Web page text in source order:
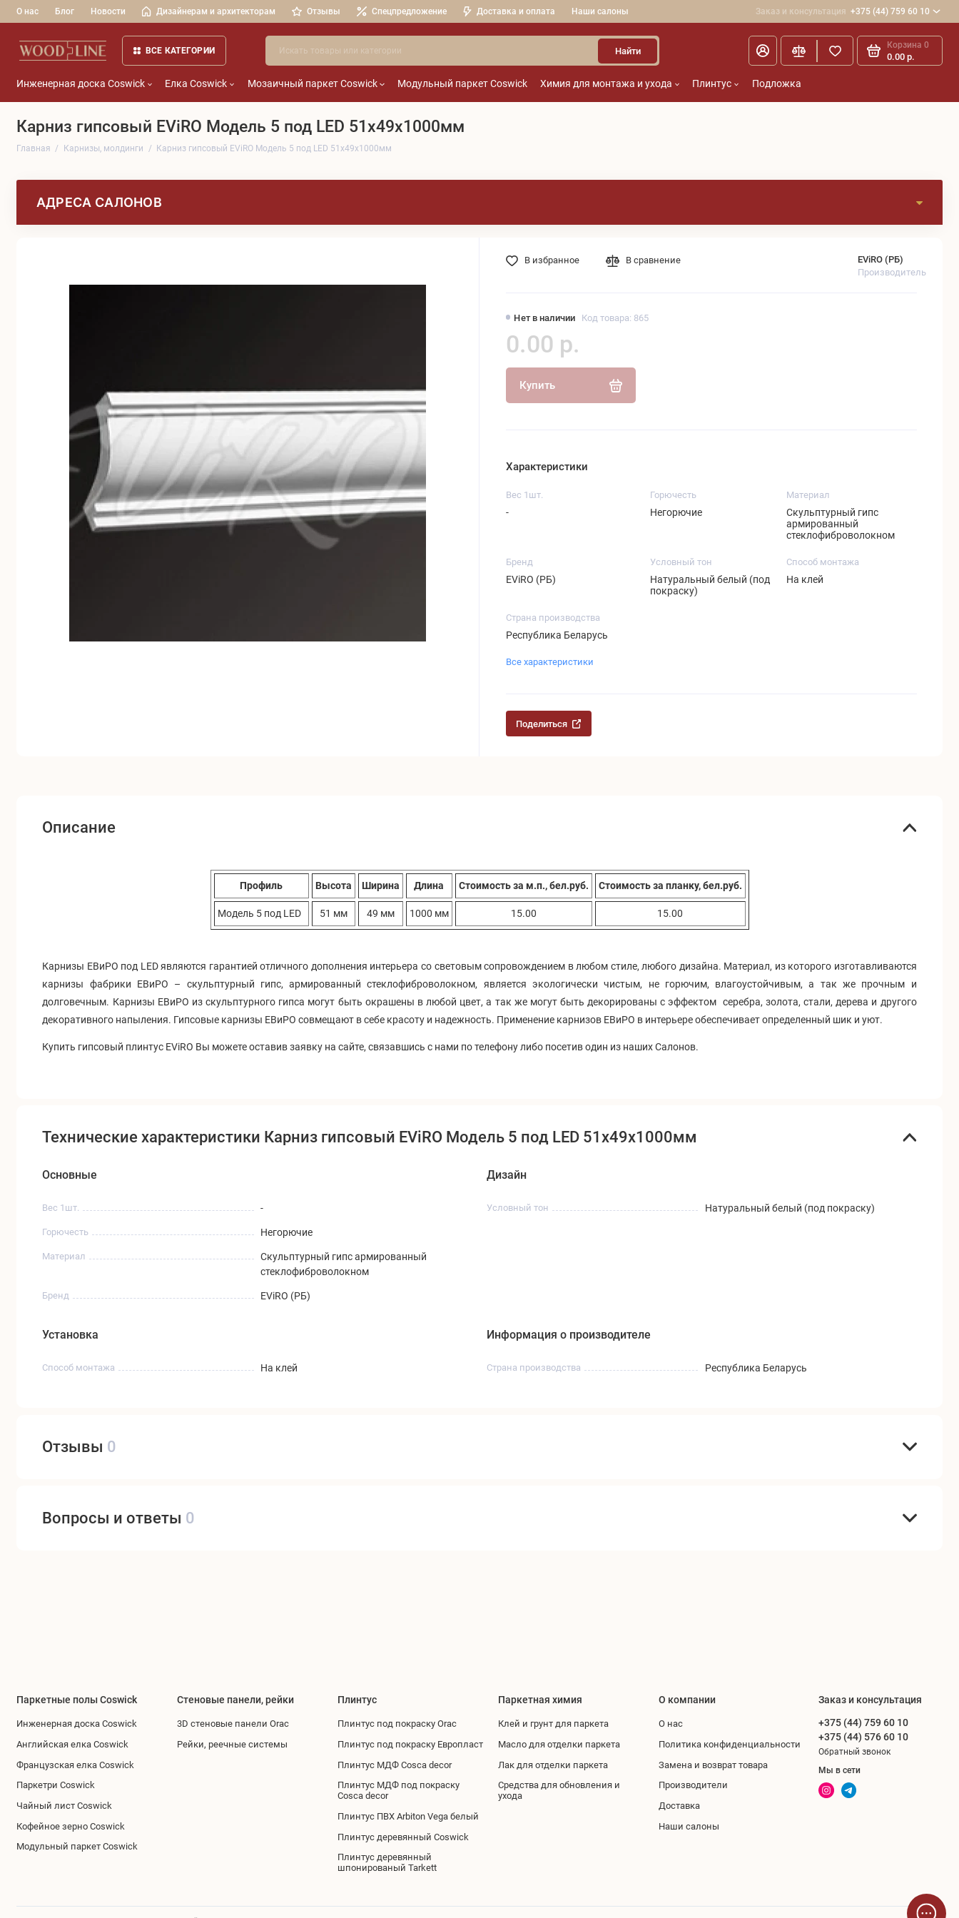
О нас Блог Новости Дизайнерам и архитекторам Отзывы Спецпредложение Доставка и оплата Наши салоны Заказ и консультация +375 (44) 759 60 10
ВСЕ КАТЕГОРИИ Найти
Корзина 0
0.00 р.
Инженерная доска Coswick Елка Coswick Мозаичный паркет Coswick Модульный паркет Coswick Химия для монтажа и ухода Плинтус Подложка
Карниз гипсовый EViRO Модель 5 под LED 51x49x1000мм
Главная Карнизы, молдинги Карниз гипсовый EViRO Модель 5 под LED 51x49x1000мм
АДРЕСА САЛОНОВ
Нет в наличии Код товара: 865
EViRO (РБ)
Производитель
0.00 р.
Купить
В избранное В сравнение
Характеристики
Вес 1шт.
-
Горючесть
Негорючие
Материал
Скульптурный гипс
армированный
стеклофиброволокном
Бренд
EViRO (РБ)
Условный тон
Натуральный белый (под
покраску)
Способ монтажа
На клей
Страна производства
Республика Беларусь
Все характеристики
Поделиться
Описание
Профиль Высота Ширина Длина Стоимость за м.п., бел.руб. Стоимость за планку, бел.руб.
Модель 5 под LED 51 мм 49 мм 1000 мм 15.00 15.00
Карнизы ЕВиРО под LED являются гарантией отличного дополнения интерьера со световым сопровождением в любом стиле, любого дизайна. Материал, из которого изготавливаются
карнизы фабрики ЕВиРО – скульптурный гипс, армированный стеклофиброволокном, является экологически чистым, не горючим, влагоустойчивым, а так же прочным и
долговечным. Карнизы ЕВиРО из скульптурного гипса могут быть окрашены в любой цвет, а так же могут быть декорированы с эффектом серебра, золота, стали, дерева и другого
декоративного напыления. Гипсовые карнизы ЕВиРО совмещают в себе красоту и надежность. Применение карнизов ЕВиРО в интерьере обеспечивает определенный шик и уют.
Купить гипсовый плинтус EViRO Вы можете оставив заявку на сайте, связавшись с нами по телефону либо посетив один из наших Салонов.
Технические характеристики Карниз гипсовый EViRO Модель 5 под LED 51x49x1000мм
Основные
Вес 1шт. -
Горючесть Негорючие
Материал
Скульптурный гипс армированный
стеклофиброволокном
Бренд EViRO (РБ)
Дизайн
Условный тон Натуральный белый (под покраску)
Установка
Способ монтажа На клей
Информация о производителе
Страна производства Республика Беларусь
Отзывы 0
Вопросы и ответы 0
Паркетные полы Coswick
Инженерная доска Coswick
Английская елка Coswick
Французская елка Coswick
Паркетри Coswick
Чайный лист Coswick
Кофейное зерно Coswick
Модульный паркет Coswick
Стеновые панели, рейки
3D стеновые панели Orac
Рейки, реечные системы
Плинтус
Плинтус под покраску Orac
Плинтус под покраску Европласт
Плинтус МДФ Cosca decor
Плинтус МДФ под покраску
Cosca decor
Плинтус ПВХ Arbiton Vega белый
Плинтус деревянный Coswick
Плинтус деревянный
шпонированый Tarkett
Паркетная химия
Клей и грунт для паркета
Масло для отделки паркета
Лак для отделки паркета
Средства для обновления и
ухода
О компании
О нас
Политика конфиденциальности
Замена и возврат товара
Производители
Доставка
Наши салоны
Заказ и консультация
+375 (44) 759 60 10
+375 (44) 576 60 10
Обратный звонок
Мы в сети